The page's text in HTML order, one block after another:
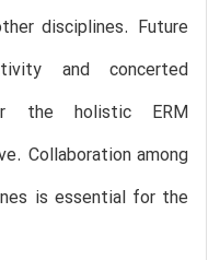
disciplines. Future
and concerted
the holistic ERM
Collaboration among
is essential for the